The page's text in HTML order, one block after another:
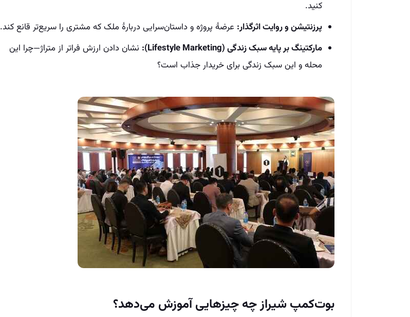
کنید.
پرزنتیشن و روایت اثرگذار: عرضهٔ پروژه و داستان‌سرایی دربارهٔ ملک که مشتری را سریع‌تر قانع کند.
مارکتینگ بر پایه سبک زندگی (Lifestyle Marketing):
نشان دادن ارزش فراتر از متراژ—چرا این
محله و این سبک زندگی برای خریدار جذاب است؟
بوت‌کمپ شیراز چه چیزهایی آموزش می‌دهد؟